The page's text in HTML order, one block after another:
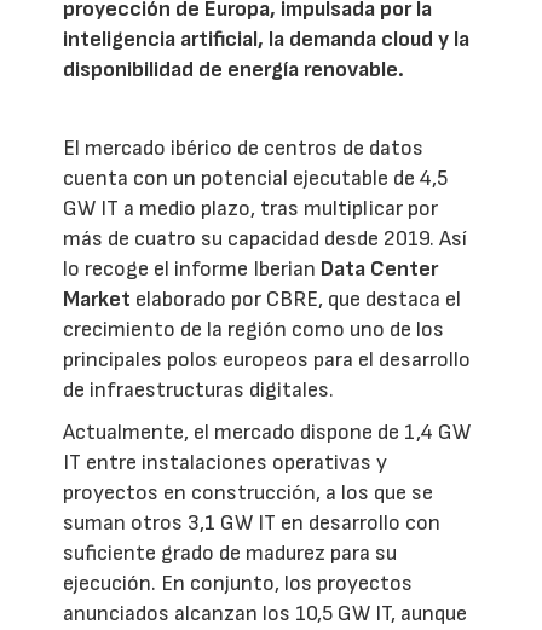
proyección de Europa, impulsada por la
inteligencia artificial, la demanda cloud y la
disponibilidad de energía renovable.
El mercado ibérico de centros de datos
cuenta con un potencial ejecutable de 4,5
GW IT a medio plazo, tras multiplicar por
más de cuatro su capacidad desde 2019. Así
lo recoge el informe Iberian Data Center
Market elaborado por CBRE, que destaca el
crecimiento de la región como uno de los
principales polos europeos para el desarrollo
de infraestructuras digitales.
Actualmente, el mercado dispone de 1,4 GW
IT entre instalaciones operativas y
proyectos en construcción, a los que se
suman otros 3,1 GW IT en desarrollo con
suficiente grado de madurez para su
ejecución. En conjunto, los proyectos
anunciados alcanzan los 10,5 GW IT, aunque